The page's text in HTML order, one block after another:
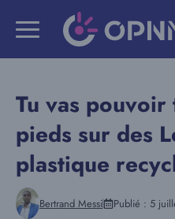
Tu vas pouvoir
pieds sur des
plastique
Bertrand Messi Publié : 5